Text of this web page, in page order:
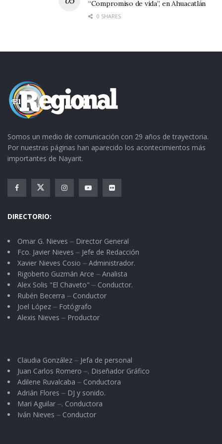
supere a todas las demás, al menos ese es el
“Compromiso de vida”, en Ahuacatlán
0 SHARES
Somos un medio de comunicación con 29 años de trayectoria.
Por nuestras páginas han aparecido los acontecimientos más
importantes de Nayarit.
DIRECTORIO:
Omar G. Nieves ⏤ Director General
Fco. Javier Nieves ⏤ Jefe de Redacción
Xavier Nieves Cosio ⏤ Administrador.
Rigoberto Guzmán Arce ⏤ Analista
Alex Solis "El Chaveto" ⏤ Conductor.
Rubén Becerra ⏤ Conductor
Joel López ⏤ Fotógrafo
Alexis Nieves ⏤ Productor
Claudia González ⏤ Jefa de personal
Juan Carlos Romero ⏤. Diseñador Gráfico
Adilene Ruvalcaba ⏤ Conductora
Adrián Flores ⏤ DJ y sonido.
Mari Aguilar ⏤. Conductora
Iván Nieves ⏤ Conductor